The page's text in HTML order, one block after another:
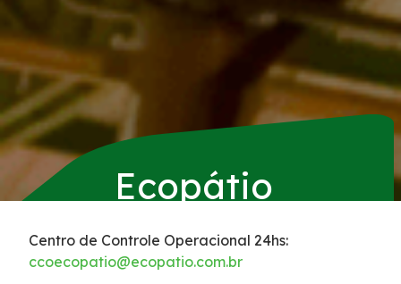
Segurança
Sustentabilidade
Compromissos Voluntários ESG
Responsabilidade Social
Qualidade e Certificações
Ecopátio
Centro de Controle Operacional 24hs:
ccoecopatio@ecopatio.com.br